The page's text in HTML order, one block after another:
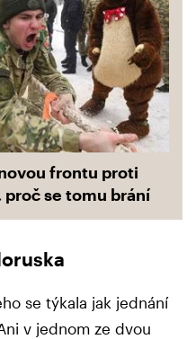
frontu proti
proč se tomu brání
se týkala jak jednání
v jednom ze dvou